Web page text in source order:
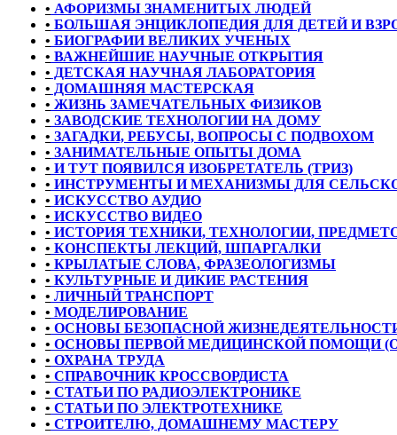
• АФОРИЗМЫ ЗНАМЕНИТЫХ ЛЮДЕЙ
• БОЛЬШАЯ ЭНЦИКЛОПЕДИЯ ДЛЯ ДЕТЕЙ И
• БИОГРАФИИ ВЕЛИКИХ УЧЕНЫХ
• ВАЖНЕЙШИЕ НАУЧНЫЕ ОТКРЫТИЯ
• ДЕТСКАЯ НАУЧНАЯ ЛАБОРАТОРИЯ
• ДОМАШНЯЯ МАСТЕРСКАЯ
• ЖИЗНЬ ЗАМЕЧАТЕЛЬНЫХ ФИЗИКОВ
• ЗАВОДСКИЕ ТЕХНОЛОГИИ НА ДОМУ
• ЗАГАДКИ, РЕБУСЫ, ВОПРОСЫ С ПОДВОХОМ
• ЗАНИМАТЕЛЬНЫЕ ОПЫТЫ ДОМА
• И ТУТ ПОЯВИЛСЯ ИЗОБРЕТАТЕЛЬ (ТРИЗ)
• ИНСТРУМЕНТЫ И МЕХАНИЗМЫ ДЛЯ
• ИСКУССТВО АУДИО
• ИСКУССТВО ВИДЕО
• ИСТОРИЯ ТЕХНИКИ, ТЕХНОЛОГИИ,
• КОНСПЕКТЫ ЛЕКЦИЙ, ШПАРГАЛКИ
• КРЫЛАТЫЕ СЛОВА, ФРАЗЕОЛОГИЗМЫ
• КУЛЬТУРНЫЕ И ДИКИЕ РАСТЕНИЯ
• ЛИЧНЫЙ ТРАНСПОРТ
• МОДЕЛИРОВАНИЕ
• ОСНОВЫ БЕЗОПАСНОЙ
• ОСНОВЫ ПЕРВОЙ МЕДИЦИНСКОЙ ПОМОЩИ
• ОХРАНА ТРУДА
• СПРАВОЧНИК КРОССВОРДИСТА
• СТАТЬИ ПО РАДИОЭЛЕКТРОНИКЕ
• СТАТЬИ ПО ЭЛЕКТРОТЕХНИКЕ
• СТРОИТЕЛЮ, ДОМАШНЕМУ МАСТЕРУ